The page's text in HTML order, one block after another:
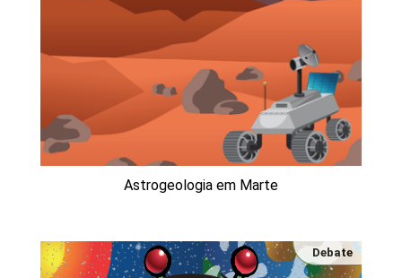
Astrogeologia em Marte
Debate